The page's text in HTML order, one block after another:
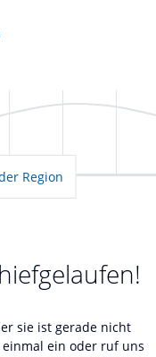
Region
sie ist gerade nicht
ein oder ruf uns